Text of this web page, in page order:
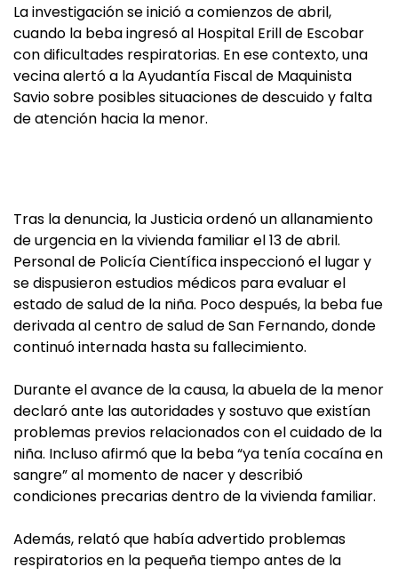
La investigación se inició a comienzos de abril,
cuando la beba ingresó al Hospital Erill de Escobar
con dificultades respiratorias. En ese contexto, una
vecina alertó a la Ayudantía Fiscal de Maquinista
Savio sobre posibles situaciones de descuido y falta
de atención hacia la menor.
Tras la denuncia, la Justicia ordenó un allanamiento
de urgencia en la vivienda familiar el 13 de abril.
Personal de Policía Científica inspeccionó el lugar y
se dispusieron estudios médicos para evaluar el
estado de salud de la niña. Poco después, la beba fue
derivada al centro de salud de San Fernando, donde
continuó internada hasta su fallecimiento.
Durante el avance de la causa, la abuela de la menor
declaró ante las autoridades y sostuvo que existían
problemas previos relacionados con el cuidado de la
niña. Incluso afirmó que la beba “ya tenía cocaína en
sangre” al momento de nacer y describió
condiciones precarias dentro de la vivienda familiar.
Además, relató que había advertido problemas
respiratorios en la pequeña tiempo antes de la